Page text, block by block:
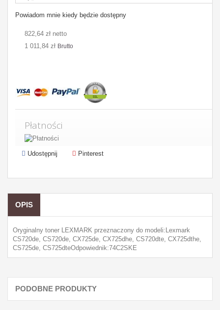
Powiadom mnie kiedy będzie dostępny
822,64 zł netto
1 011,84 zł Brutto
Płatności
Udostępnij Pinterest
OPIS
Oryginalny toner LEXMARK przeznaczony do modeli:Lexmark
CS720de, CS720de, CX725de, CX725dhe, CS720dte, CX725dthe,
CS725de, CS725dteOdpowiednik:74C2SKE
PODOBNE PRODUKTY